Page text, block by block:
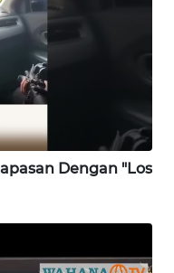
Dengan "Los